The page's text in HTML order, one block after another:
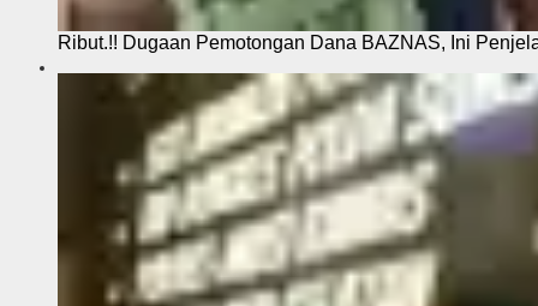
Ribut.!! Dugaan Pemotongan Dana BAZNAS, Ini